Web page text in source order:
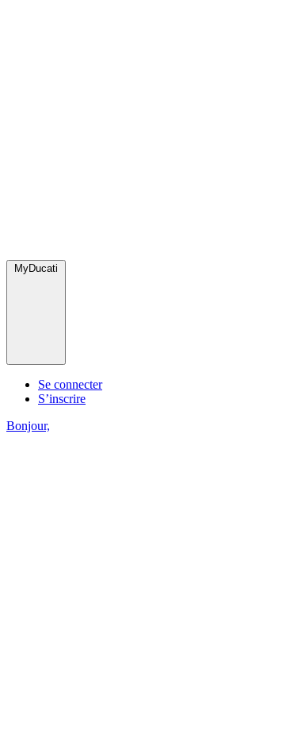
MyDucati
Se connecter
S’inscrire
Bonjour,